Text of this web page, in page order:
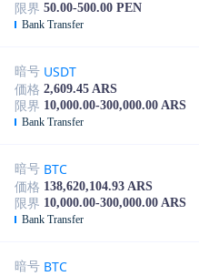
限界 50.00-500.00 PEN
Bank Transfer
暗号 USDT
価格 2,609.45 ARS
限界 10,000.00-300,000.00 ARS
Bank Transfer
暗号 BTC
価格 138,620,104.93 ARS
限界 10,000.00-300,000.00 ARS
Bank Transfer
暗号 BTC